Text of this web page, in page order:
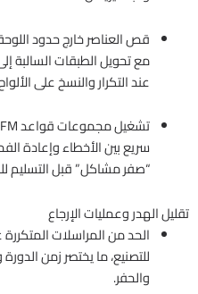
قص العناصر خارج حدود
مع تحويل الطبقات السالبة
عند التكرار والنسخ على
سريع بين الأخطاء وإعادة
“صفر مشاكل” قبل التسليم
تقليل الهدر وعمليات الإرجاع
الحد من المراسلات
للتصنيع، ما يختصر زمن
والحفر.